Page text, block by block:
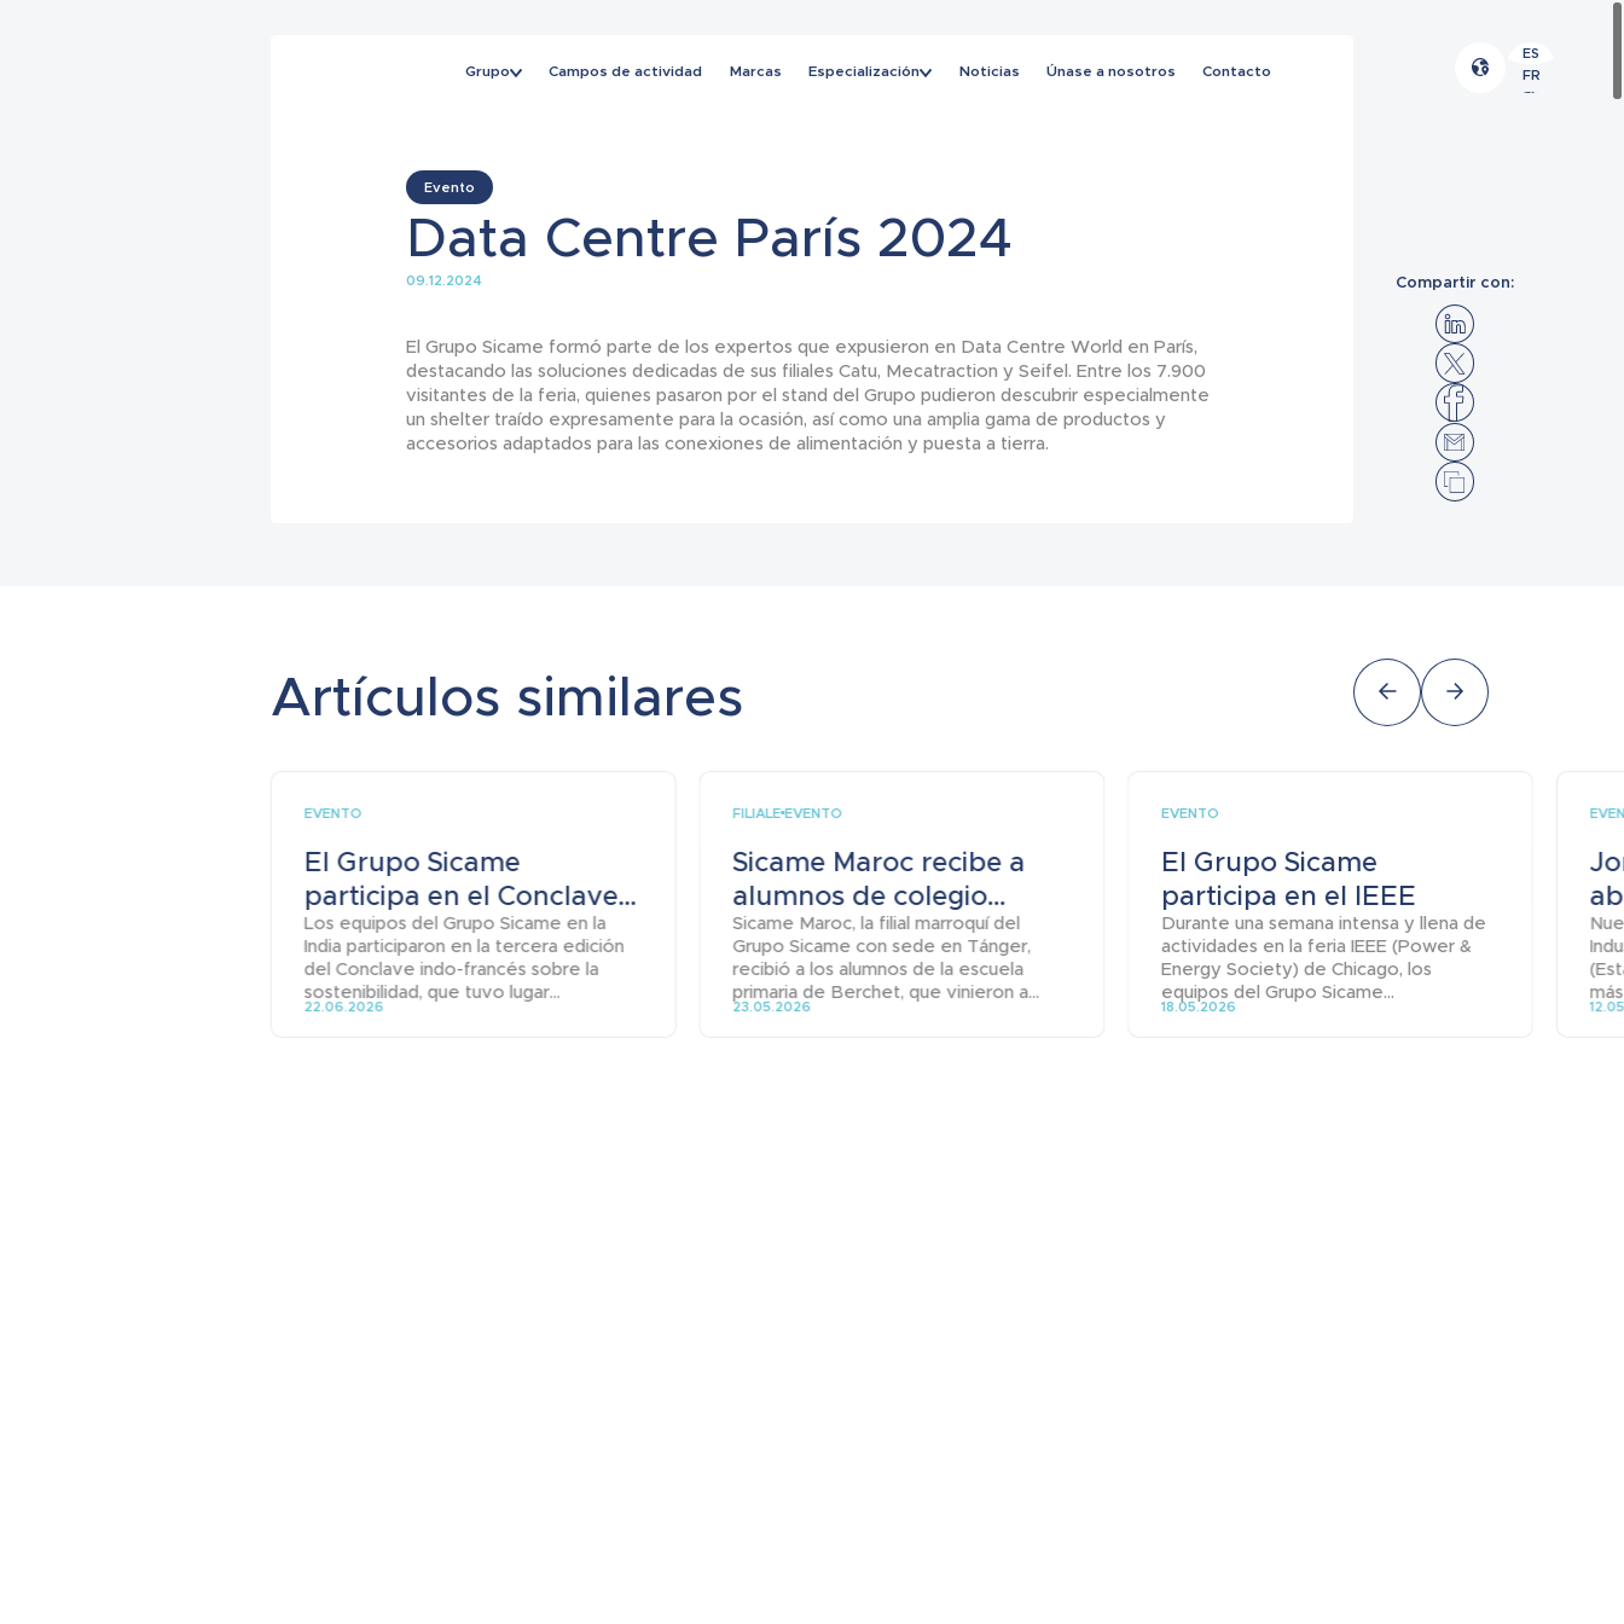
Grupo Campos de actividad Marcas Especialización Noticias Únase a nosotros Contacto
FR
EN
ES
Noticias
Evento
Data Centre París 2024
09.12.2024 Compartir con:
El Grupo Sicame formó parte de los expertos que expusieron en Data Centre World en París,
destacando las soluciones dedicadas de sus filiales Catu, Mecatraction y Seifel. Entre los 7.900
visitantes de la feria, quienes pasaron por el stand del Grupo pudieron descubrir especialmente
un shelter traído expresamente para la ocasión, así como una amplia gama de productos y
accesorios adaptados para las conexiones de alimentación y puesta a tierra.
Artículos similares
EVENTO
El Grupo Sicame
participa en el Conclave...
Los equipos del Grupo Sicame en la
India participaron en la tercera edición
del Conclave indo-francés sobre la
sostenibilidad, que tuvo lugar...
22.06.2026
FILIALE EVENTO
Sicame Maroc recibe a
alumnos de colegio...
Sicame Maroc, la filial marroquí del
Grupo Sicame con sede en Tánger,
recibió a los alumnos de la escuela
primaria de Berchet, que vinieron a...
23.05.2026
EVENTO
El Grupo Sicame
participa en el IEEE
Durante una semana intensa y llena de
actividades en la feria IEEE (Power &
Energy Society) de Chicago, los
equipos del Grupo Sicame...
18.05.2026